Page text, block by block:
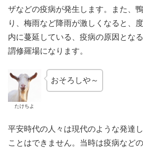
ザなどの疫病が発生します。また、
り、梅雨など降雨が激しくなると、
内に蔓延している、疫病の原因とな
謂修羅場になります。
たけちよ
おそろしや～
平安時代の人々は現代のような発達
ことはできません。当時は疫病など